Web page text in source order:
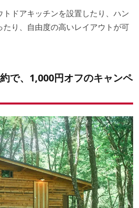
ドアキッチンを設置したり、ハン
たり、自由度の高いレイアウトが可
で、1,000円オフのキャンペ